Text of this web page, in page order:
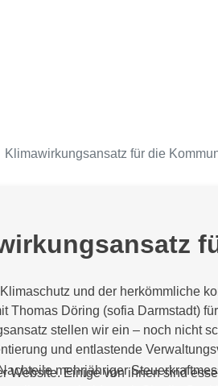
Klimawirkungsansatz für die
und der herkömmliche
Thomas Döring (sofia Darmstadt)
stellen wir ein – noch nicht
und entlastende
mehrjähriger
Website. Einige von ihnen sind